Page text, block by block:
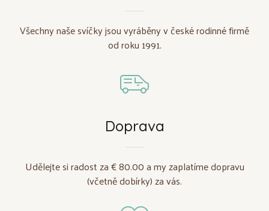
Všechny naše svíčky jsou vyráběny v české rodinné firmě
od roku 1991.
Doprava
Udělejte si radost za € 80.00 a my zaplatíme dopravu
(včetně dobírky) za vás.